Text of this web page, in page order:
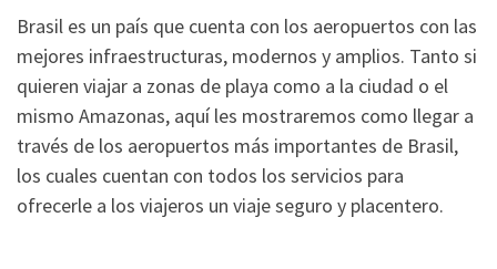
Brasil es un país que cuenta con los aeropuertos con las
mejores infraestructuras, modernos y amplios. Tanto si
quieren viajar a zonas de playa como a la ciudad o el
mismo Amazonas, aquí les mostraremos como llegar a
través de los aeropuertos más importantes de Brasil,
los cuales cuentan con todos los servicios para
ofrecerle a los viajeros un viaje seguro y placentero.